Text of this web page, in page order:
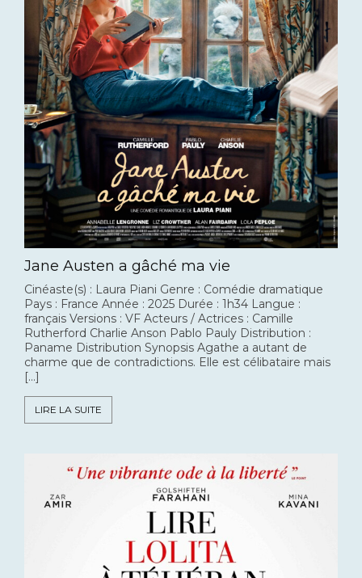
Jane Austen a gâché ma vie
Cinéaste(s) : Laura Piani Genre : Comédie dramatique
Pays : France Année : 2025 Durée : 1h34 Langue :
français Versions : VF Acteurs / Actrices : Camille
Rutherford Charlie Anson Pablo Pauly Distribution :
Paname Distribution Synopsis Agathe a autant de
charme que de contradictions. Elle est célibataire mais
[…]
LIRE LA SUITE